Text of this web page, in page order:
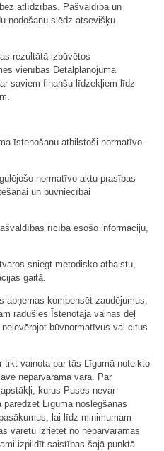
atlīdzības. Pašvaldība un
nodošanu slēdz atsevišķu
rezultātā izbūvētos
vienības Detālplānojuma
saviem finanšu līdzekļiem līdz
īstenošanu atbilstoši normatīvo
normatīvo aktu prasības
un būvniecībai
rīcībā esošo informāciju,
sniegt metodisko atbalstu,
gaitā.
apņemas kompensēt zaudējumus,
radušies Īstenotāja vainas dēļ
būvnormatīvus vai citus
tikt vainota par tās Līgumā noteikto
nepārvarama vara. Par
kurus Puses nevar
Līguma noslēgšanas
lai līdz minimumam
varētu izrietēt no nepārvaramas
izpildīt saistības šajā punktā